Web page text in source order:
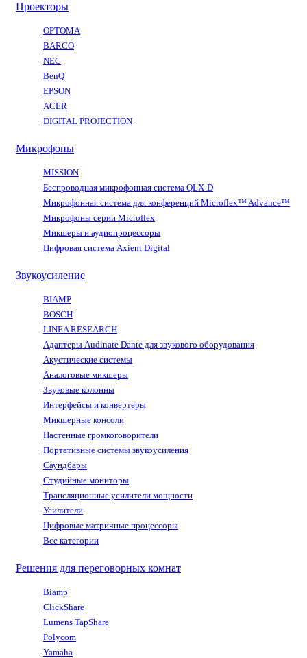
Проекторы
OPTOMA
BARCO
NEC
BenQ
EPSON
ACER
DIGITAL PROJECTION
Микрофоны
MISSION
Беспроводная микрофонная система QLX-D
Микрофонная система для конференций Microflex™ Advance™
Микрофоны серии Microflex
Микшеры и аудиопроцессоры
Цифровая система Axient Digital
Звукоусиление
BIAMP
BOSCH
LINEA RESEARCH
Адаптеры Audinate Dante для звукового оборудования
Акустические системы
Аналоговые микшеры
Звуковые колонны
Интерфейсы и конвертеры
Микшерные консоли
Настенные громкоговорители
Портативные системы звукоусиления
Саундбары
Студийные мониторы
Трансляционные усилители мощности
Усилители
Цифровые матричные процессоры
Все категории
Решения для переговорных комнат
Biamp
ClickShare
Lumens TapShare
Polycom
Yamaha